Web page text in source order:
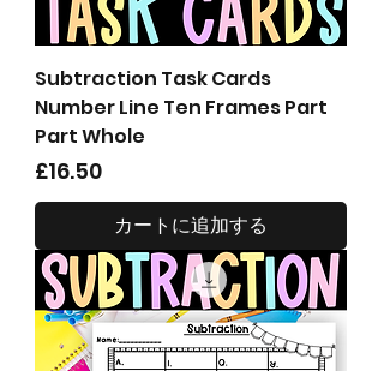
Subtraction Task Cards
Number Line Ten Frames Part
Part Whole
価格
£16.50
カートに追加する